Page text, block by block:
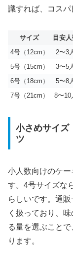
識すれば、コスパ
サイズ 目安
4号（12cm）
2〜3
5号（15cm）
3〜5
6号（18cm）
5〜8
7号（21cm）
8〜10
小さめサイズ
ツ
小人数向けのケ
す。4号サイズな
らしいです。通
く扱っており、
る量を選ぶこと
ります。